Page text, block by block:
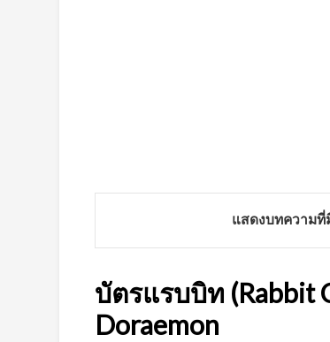
แสดงบทความที่
บัตรแรบบิท (Rabbit
Doraemon